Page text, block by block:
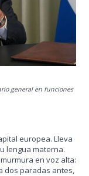
general en funciones
europea. Lleva
lengua materna.
en voz alta:
dos paradas antes,